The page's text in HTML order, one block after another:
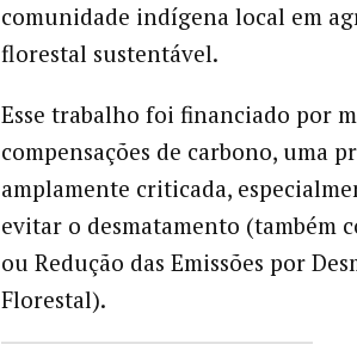
comunidade indígena local em
florestal sustentável.
Esse trabalho foi financiado por
compensações de carbono, uma
amplamente criticada,
evitar o desmatamento (também
ou Redução das Emissões por
Florestal).